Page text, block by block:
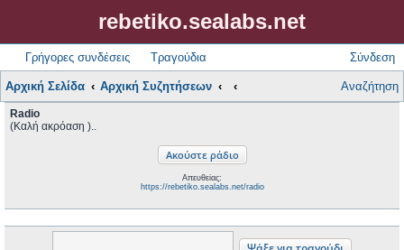
rebetiko.sealabs.net
Γρήγορες συνδέσεις Τραγούδια Σύνδεση
Αρχική Σελίδα Αρχική Συζητήσεων Αναζήτηση
Radio
(Καλή ακρόαση )..
Απευθείας:
https://rebetiko.sealabs.net/radio